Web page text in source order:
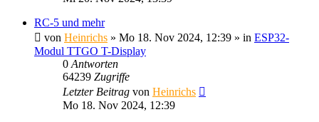
RC-5 und mehr
von Heinrichs » Mo 18. Nov 2024, 12:39 » in ESP32-
Modul TTGO T-Display
0 Antworten
64239 Zugriffe
Letzter Beitrag von Heinrichs
Mo 18. Nov 2024, 12:39